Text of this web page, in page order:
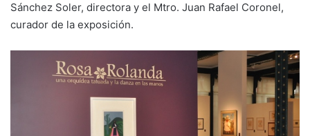
Sánchez Soler, directora y el Mtro. Juan Rafael Coronel,
curador de la exposición.